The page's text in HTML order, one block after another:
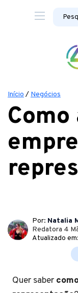
Início / Negócios
Por: Natalia
Redatora 4
Atualizado
Quer saber